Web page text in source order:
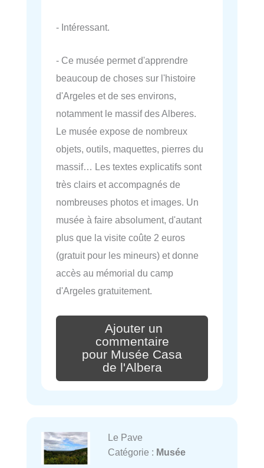
- Intéressant.
- Ce musée permet d'apprendre
beaucoup de choses sur l'histoire
d'Argeles et de ses environs,
notamment le massif des Alberes.
Le musée expose de nombreux
objets, outils, maquettes, pierres du
massif… Les textes explicatifs sont
très clairs et accompagnés de
nombreuses photos et images. Un
musée à faire absolument, d'autant
plus que la visite coûte 2 euros
(gratuit pour les mineurs) et donne
accès au mémorial du camp
d'Argeles gratuitement.
Ajouter un
commentaire
pour Musée Casa
de l'Albera
Le Pave
Catégorie : Musée